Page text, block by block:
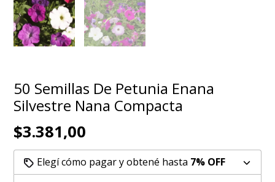
50 Semillas De Petunia Enana
Silvestre Nana Compacta
$3.381,00
Elegí cómo pagar y obtené hasta 7% OFF